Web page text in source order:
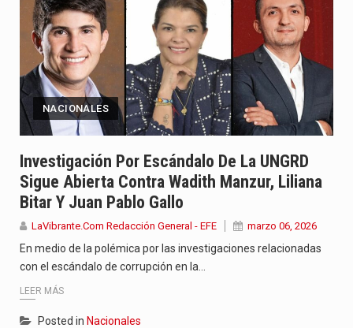
Abelardo de la Espriella asumió este viernes 7 de agosto…
La llegada de Álvaro Uribe Vélez a la ceremonia de…
Con una salva de 21 cañonazos se cumplieron los honores…
El presidente electo Abelardo de la Espriella aseguró que durante…
Con el inicio del gobierno de Abelardo de la Espriella,…
Abelardo de la Espriella comenzó su Gobierno con uno de…
Las autoridades sanitarias de Francia y España mantienen bajo vigilancia…
NACIONALES
Investigación Por Escándalo De La UNGRD
Sigue Abierta Contra Wadith Manzur, Liliana
Bitar Y Juan Pablo Gallo
LaVibrante.Com Redacción General - EFE marzo 06, 2026
En medio de la polémica por las investigaciones relacionadas
con el escándalo de corrupción en la…
LEER MÁS
Posted in Nacionales